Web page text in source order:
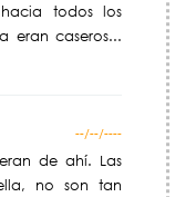
todos los
eran caseros...
--/--/----
de ahí. Las
no son tan